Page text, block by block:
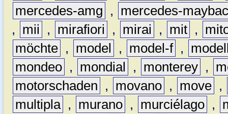
mercedes-amg
,
mercedes-
,
mii , mirafiori , mirai , mit ,
möchte , model , model-f ,
mondeo , mondial , monterey ,
motorschaden
, movano , move ,
multipla , murano , murciélago ,